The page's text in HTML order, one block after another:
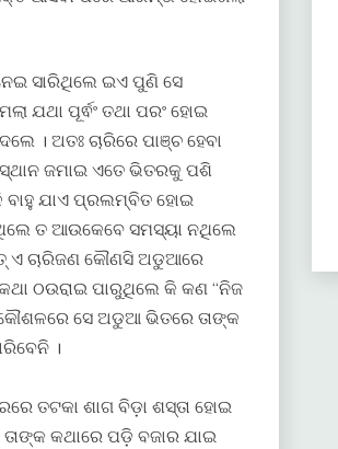
ସାରିଥିଲେ ଇଏ ପୁଣି ସେ
ଯଥା ପୂର୍ଵଂ ତଥା ପରଂ ହୋଇ
। ଅତଃ ଚାରିରେ ପାଞ୍ଚ ହେବା
ଜମାଇ ଏତେ ଭିତରକୁ ପଶି
ବାହୁ ଯାଏ ପ୍ରଲମ୍ବିତ ହୋଇ
ତ ଆଉକେବେ ସମସ୍ୟା ନଥିଲେ
ଏ ଚାରିଜଣ କୌଣସି ଅଡୁଆରେ
ଠଉରାଇ ପାରୁଥିଲେ କି କଣ “ନିଜ
କୌଶଳରେ ସେ ଅଡୁଆ ଭିତରେ ତାଙ୍କ
।
ତଟକା ଶାଗ ବିଡ଼ା ଶସ୍ତା ହୋଇ
କଥାରେ ପଡ଼ି ବଜାର ଯାଇ